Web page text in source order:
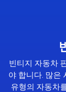
빈티지 자동차
야 합니다. 많은
유형의 자동차